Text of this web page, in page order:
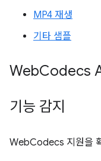
MP4 재생
기타 샘플
WebCodecs
기능 감지
WebCodecs 지원을